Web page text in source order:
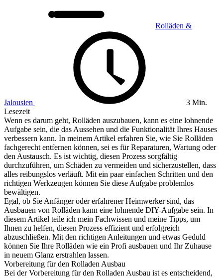
Rolläden &
Jalousien
3 Min.
Lesezeit
Wenn es darum geht, Rolläden auszubauen, kann es eine lohnende
Aufgabe sein, die das Aussehen und die Funktionalität Ihres Hauses
verbessern kann. In meinem Artikel erfahren Sie, wie Sie Rolläden
fachgerecht entfernen können, sei es für Reparaturen, Wartung oder
den Austausch. Es ist wichtig, diesen Prozess sorgfältig
durchzuführen, um Schäden zu vermeiden und sicherzustellen, dass
alles reibungslos verläuft. Mit ein paar einfachen Schritten und den
richtigen Werkzeugen können Sie diese Aufgabe problemlos
bewältigen.
Egal, ob Sie Anfänger oder erfahrener Heimwerker sind, das
Ausbauen von Rolläden kann eine lohnende DIY-Aufgabe sein. In
diesem Artikel teile ich mein Fachwissen und meine Tipps, um
Ihnen zu helfen, diesen Prozess effizient und erfolgreich
abzuschließen. Mit den richtigen Anleitungen und etwas Geduld
können Sie Ihre Rolläden wie ein Profi ausbauen und Ihr Zuhause
in neuem Glanz erstrahlen lassen.
Vorbereitung für den Rolladen Ausbau
Bei der Vorbereitung für den Rolladen Ausbau ist es entscheidend,